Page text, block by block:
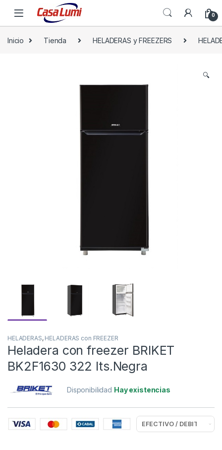
0
Inicio Tienda HELADERAS y FREEZERS
🔍
HELADERAS, HELADERAS con FREEZER
Heladera con freezer BRIKET
BK2F1630 322 lts.Negra
Disponibilidad Hay existencias